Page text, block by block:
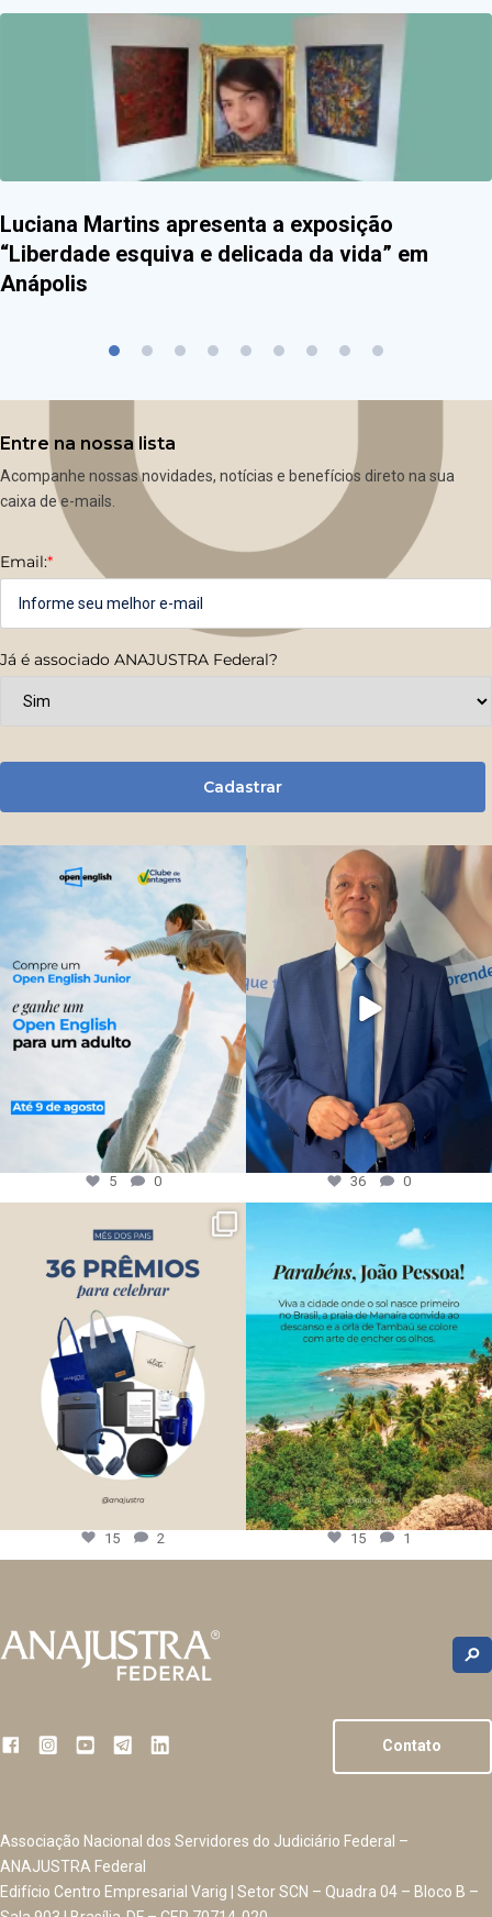
Luciana Martins apresenta a exposição
“Liberdade esquiva e delicada da vida” em
Anápolis
Entre na nossa lista
Acompanhe nossas novidades, notícias e benefícios direto na sua
caixa de e-mails.
Email:*
Já é associado ANAJUSTRA Federal?
Cadastrar
5 0 36 0
15 2 15 1
Contato
Associação Nacional dos Servidores do Judiciário Federal –
ANAJUSTRA Federal
Edifício Centro Empresarial Varig | Setor SCN – Quadra 04 – Bloco B –